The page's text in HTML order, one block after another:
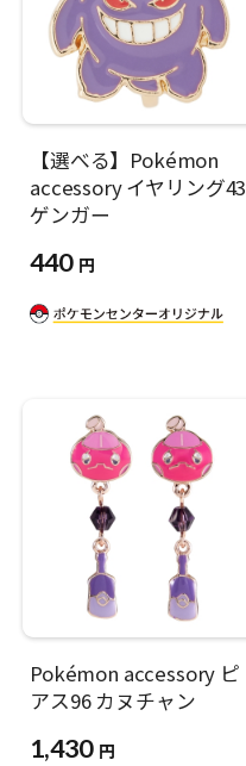
【選べる】Pokémon
accessory イヤリング43
ゲンガー
440 円
Pokémon accessory ピ
アス96 カヌチャン
1,430 円